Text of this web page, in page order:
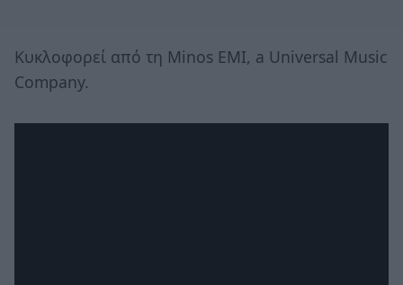
Κυκλοφορεί από τη Minos EMI, a Universal Music
Company.